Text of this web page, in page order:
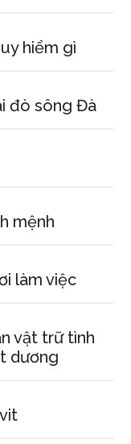
hiểm gì
đò sông Đà
mệnh
làm việc
vật trữ tình
dương